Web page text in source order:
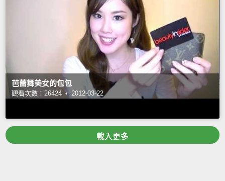
芭蕾舞美女的包包
觀看次數：26424 • 2012-03-22
載入更多